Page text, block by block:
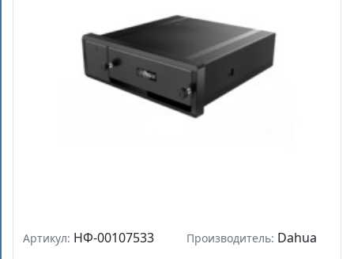
Артикул: НФ-00107533 Производитель: Dahua